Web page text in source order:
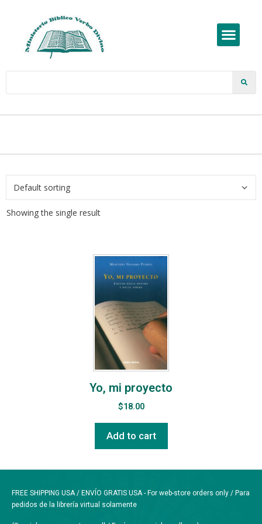
Showing the single result
Yo, mi proyecto
$18.00
Add to cart
FREE SHIPPING USA / ENVÍO GRATIS USA - For web-store orders only / Para
pedidos de la librería virtual solamente